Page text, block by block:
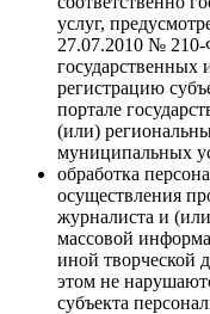
услуг,
27.07.2010 № 210-
государственных
регистрацию
портале
(или)
муниципальных
обработка
осуществления
журналиста и
массовой
иной творческой
этом не
субъекта